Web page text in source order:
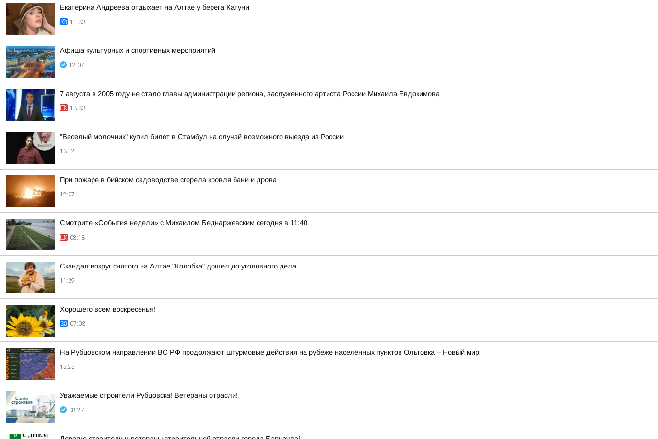
Екатерина Андреева отдыхает на Алтае у берега Катуни
11:33
Афиша культурных и спортивных мероприятий
12:07
7 августа в 2005 году не стало главы администрации региона, заслуженного артиста России Михаила Евдокимова
13:33
"Веселый молочник" купил билет в Стамбул на случай возможного выезда из России
13:12
При пожаре в бийском садоводстве сгорела кровля бани и дрова
12:07
Смотрите «События недели» с Михаилом Беднаржевским сегодня в 11:40
08:18
Скандал вокруг снятого на Алтае "Колобка" дошел до уголовного дела
11:39
Хорошего всем воскресенья!
07:03
На Рубцовском направлении ВС РФ продолжают штурмовые действия на рубеже населённых пунктов Ольговка – Новый мир
15:25
Уважаемые строители Рубцовска! Ветераны отрасли!
08:27